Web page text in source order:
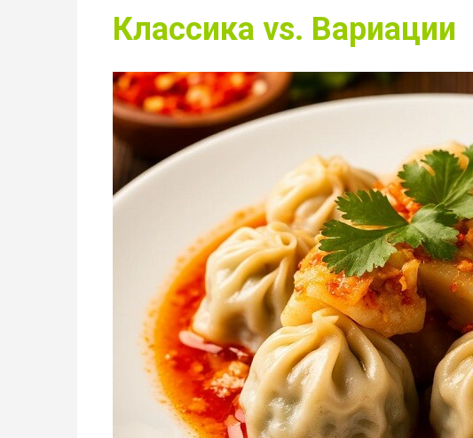
Классика vs. Вариации